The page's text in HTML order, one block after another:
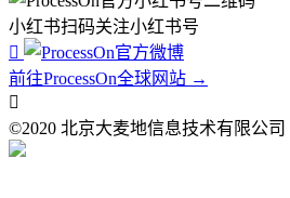
小红书扫码关注小红书号

前往ProcessOn全球网站 →

©2020 北京大麦地信息技术有限公司